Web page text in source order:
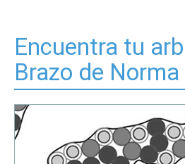
Encuentra tu
Brazo de Norma